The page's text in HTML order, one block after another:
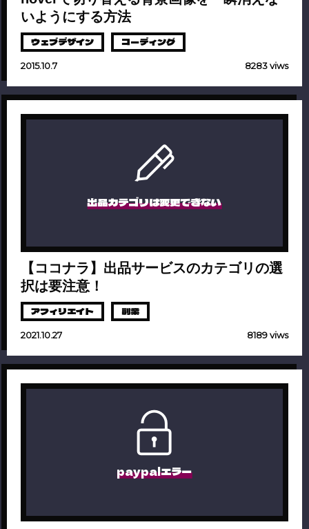
いようにする方法
ウェブデザイン コーディング
2015.10.7 8283 viws
出品カテゴリは変更できない
【ココナラ】出品サービスのカテゴリの選
択は要注意！
アフィリエイト 副業
2021.10.27 8189 viws
paypalエラー